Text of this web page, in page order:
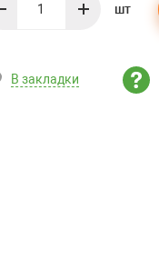
шт
В закладки